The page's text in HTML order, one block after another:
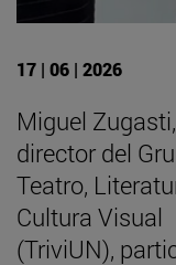
17 | 06 | 2026
Miguel Zugasti,
director del
Teatro,
Cultura Visual
(TriviUN),